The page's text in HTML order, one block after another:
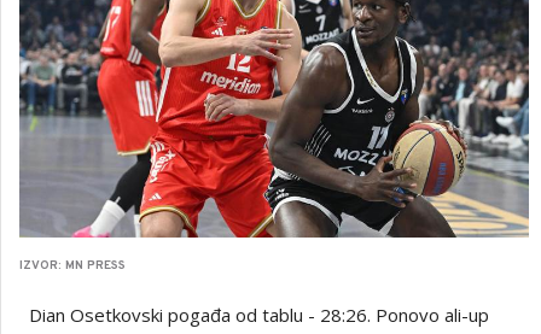
IZVOR: MN PRESS
Dian Osetkovski pogađa od tablu - 28:26. Ponovo ali-up